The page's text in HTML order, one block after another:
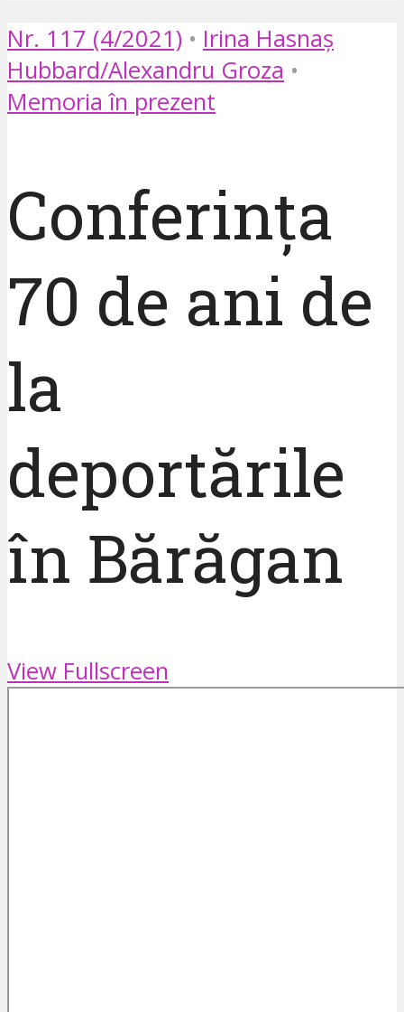
Nr. 117 (4/2021) • Irina Hasnaș
Hubbard/Alexandru Groza •
Memoria în prezent
Conferința
70 de ani de
la
deportările
în Bărăgan
View Fullscreen